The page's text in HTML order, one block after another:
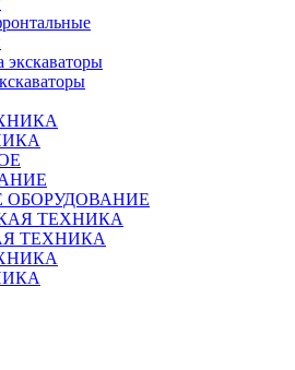
ОБОРУДОВАНИЕ
ТЕХНИКА